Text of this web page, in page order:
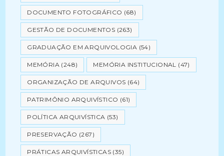
DOCUMENTO FOTOGRÁFICO (68)
GESTÃO DE DOCUMENTOS (263)
GRADUAÇÃO EM ARQUIVOLOGIA (54)
MEMÓRIA (248) MEMÓRIA INSTITUCIONAL (47)
ORGANIZAÇÃO DE ARQUIVOS (64)
PATRIMÔNIO ARQUIVÍSTICO (61)
POLÍTICA ARQUIVÍSTICA (53)
PRESERVAÇÃO (267)
PRÁTICAS ARQUIVÍSTICAS (35)